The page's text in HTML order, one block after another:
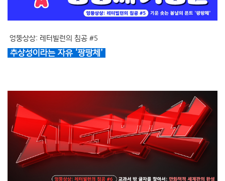
엉뚱상상: 레터빌런의 침공 #5
추상성이라는 자유 ‘팡팡체’